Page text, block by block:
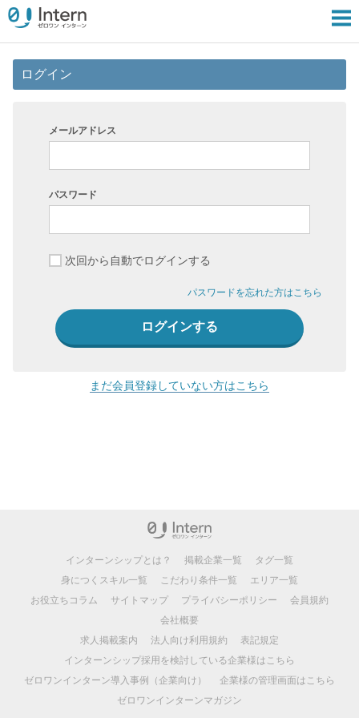
ログイン
メールアドレス
パスワード
次回から自動でログインする
パスワードを忘れた方はこちら
まだ会員登録していない方はこちら
インターンシップとは？ 掲載企業一覧
タグ一覧
身につくスキル一覧
こだわり条件一覧
エリア一覧
お役立ちコラム
サイトマップ プライバシーポリシー
会員規約
会社概要
求人掲載案内
法人向け利用規約
表記規定
インターンシップ採用を検討している企業様はこちら
ゼロワンインターン導入事例（企業向け）
企業様の管理画面はこちら
ゼロワンインターンマガジン